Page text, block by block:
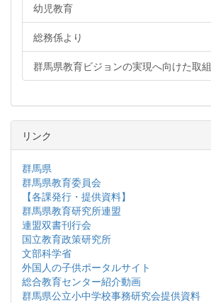
幼児教育
総務係より
群馬県教育ビジョンの実現へ向けた取組
リンク
群馬県
群馬県教育委員会
【各課発行・提供資料】
群馬県教育研究所連盟
連盟双書刊行会
国立教育政策研究所
文部科学省
外国人の子供ポータルサイト
総合教育センター紹介動画
群馬県公立小中学校事務研究会提供資料